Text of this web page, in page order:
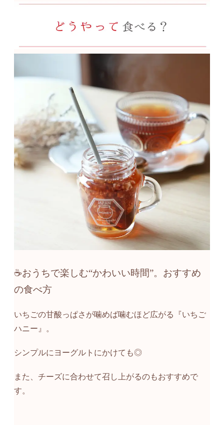
☕おうちで楽しむ“かわいい時間”。おすすめ
の食べ方
いちごの甘酸っぱさが噛めば噛むほど広がる『いちご
ハニー』。
シンプルにヨーグルトにかけても◎
また、チーズに合わせて召し上がるのもおすすめで
す。